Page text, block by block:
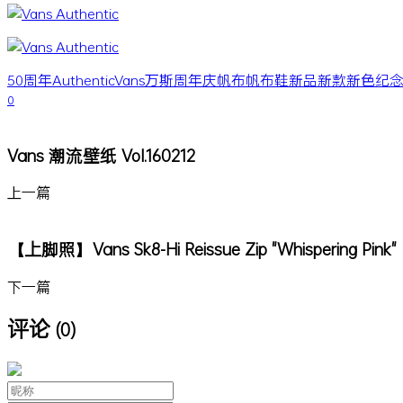
50周年AuthenticVans万斯周年庆帆布帆布鞋新品新款新色纪念
0
Vans 潮流壁纸 Vol.160212
上一篇
【上脚照】Vans Sk8-Hi Reissue Zip "Whispering Pink"
下一篇
评论 (0)